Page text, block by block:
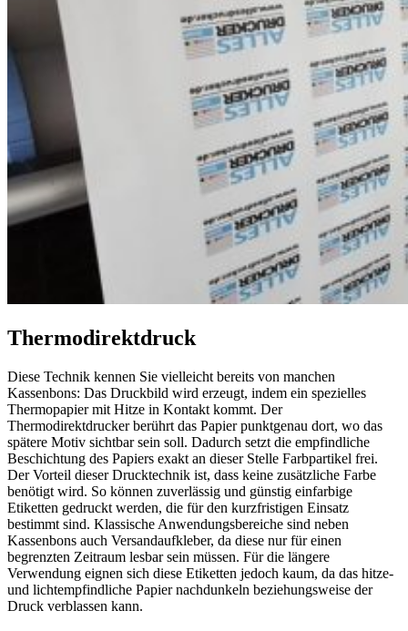
Thermodirektdruck
Diese Technik kennen Sie vielleicht bereits von manchen
Kassenbons: Das Druckbild wird erzeugt, indem ein spezielles
Thermopapier mit Hitze in Kontakt kommt. Der
Thermodirektdrucker berührt das Papier punktgenau dort, wo das
spätere Motiv sichtbar sein soll. Dadurch setzt die empfindliche
Beschichtung des Papiers exakt an dieser Stelle Farbpartikel frei.
Der Vorteil dieser Drucktechnik ist, dass keine zusätzliche Farbe
benötigt wird. So können zuverlässig und günstig einfarbige
Etiketten gedruckt werden, die für den kurzfristigen Einsatz
bestimmt sind. Klassische Anwendungsbereiche sind neben
Kassenbons auch Versandaufkleber, da diese nur für einen
begrenzten Zeitraum lesbar sein müssen. Für die längere
Verwendung eignen sich diese Etiketten jedoch kaum, da das hitze-
und lichtempfindliche Papier nachdunkeln beziehungsweise der
Druck verblassen kann.